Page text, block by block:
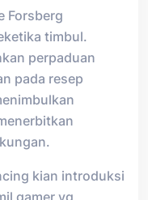
Forsberg
timbul.
perpaduan
pada resep
kian introduksi